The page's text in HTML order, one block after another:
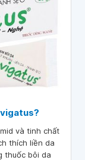
và tinh chất
thích liền da
thuốc bôi da